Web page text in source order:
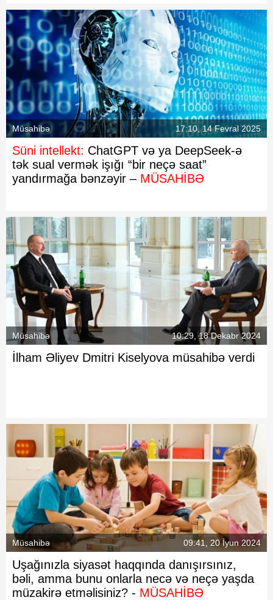
Müsahibə 17:10, 14 Fevral 2025
Süni intellekt: ChatGPT və ya DeepSeek-ə
tək sual vermək işığı “bir neçə saat”
yandırmağa bənzəyir – MÜSAHİBƏ
Müsahibə 10:29, 18 Dekabr 2024
İlham Əliyev Dmitri Kiselyova müsahibə verdi
Müsahibə 09:41, 20 İyun 2024
Uşağınızla siyasət haqqında danışırsınız,
bəli, amma bunu onlarla necə və neçə yaşda
müzakirə etməlisiniz? - MÜSAHİBƏ